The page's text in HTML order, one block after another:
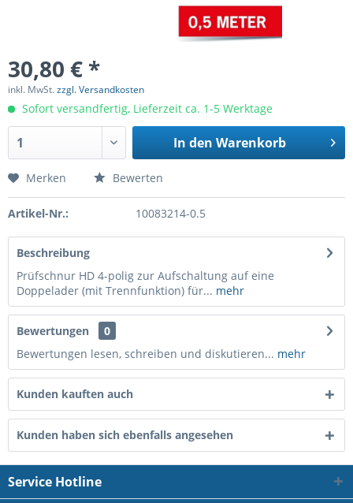
30,80 € *
inkl. MwSt.zzgl. Versandkosten
Sofort versandfertig, Lieferzeit ca. 1-5 Werktage
In den Warenkorb
Merken Bewerten
Artikel-Nr.: 10083214-0.5
Beschreibung
Prüfschnur HD 4-polig zur Aufschaltung auf eine
Doppelader (mit Trennfunktion) für... mehr
Bewertungen
0
Bewertungen lesen, schreiben und diskutieren... mehr
Kunden kauften auch
Kunden haben sich ebenfalls angesehen
Service Hotline